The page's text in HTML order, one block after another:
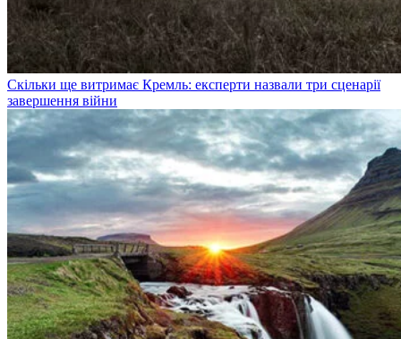
Скільки ще витримає Кремль: експерти назвали три сценарії
завершення війни